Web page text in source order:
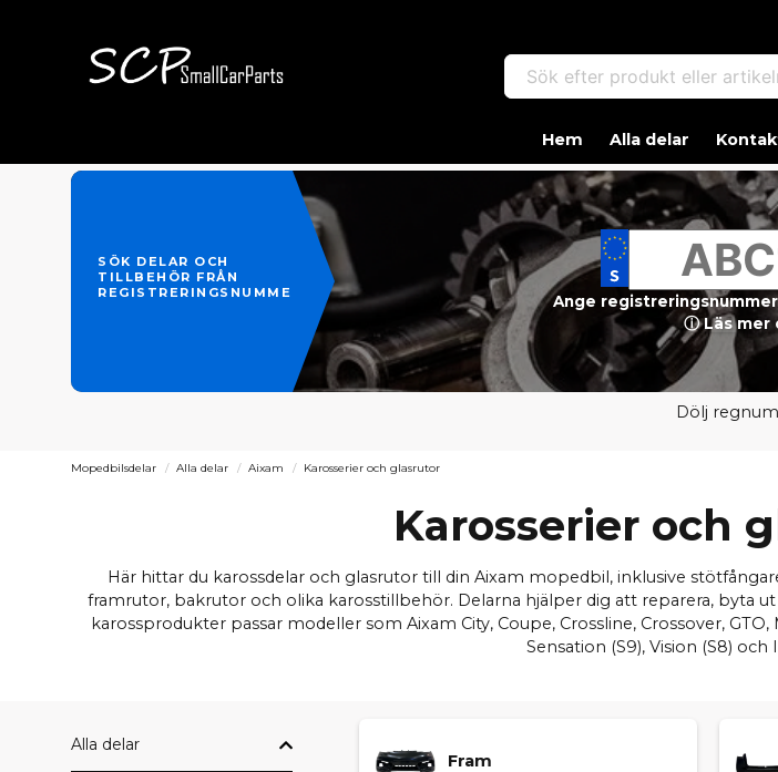
Sök efter produkt eller
Hem Alla delar
SÖK DELAR OCH
TILLBEHÖR FRÅN
REGISTRERINGSNUMMER
Ange
ⓘ Läs mer
Dölj
Mopedbilsdelar Alla delar Aixam Karosserier och glasrutor
Karosserier och
Här hittar du karossdelar och glasrutor till din Aixam mopedbil, inklusive
framrutor, bakrutor och olika karosstillbehör. Delarna hjälper dig att reparera, byta
karossprodukter passar modeller som Aixam City, Coupe, Crossline, Crossover,
Sensation (S9), Vision (S8)
Alla delar
Fram